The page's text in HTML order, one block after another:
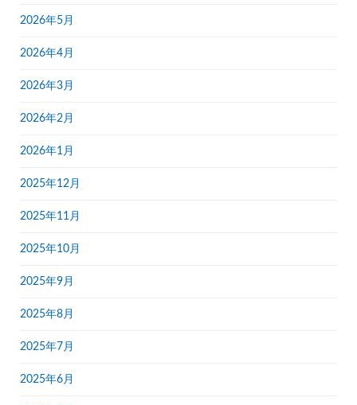
2026年5月
2026年4月
2026年3月
2026年2月
2026年1月
2025年12月
2025年11月
2025年10月
2025年9月
2025年8月
2025年7月
2025年6月